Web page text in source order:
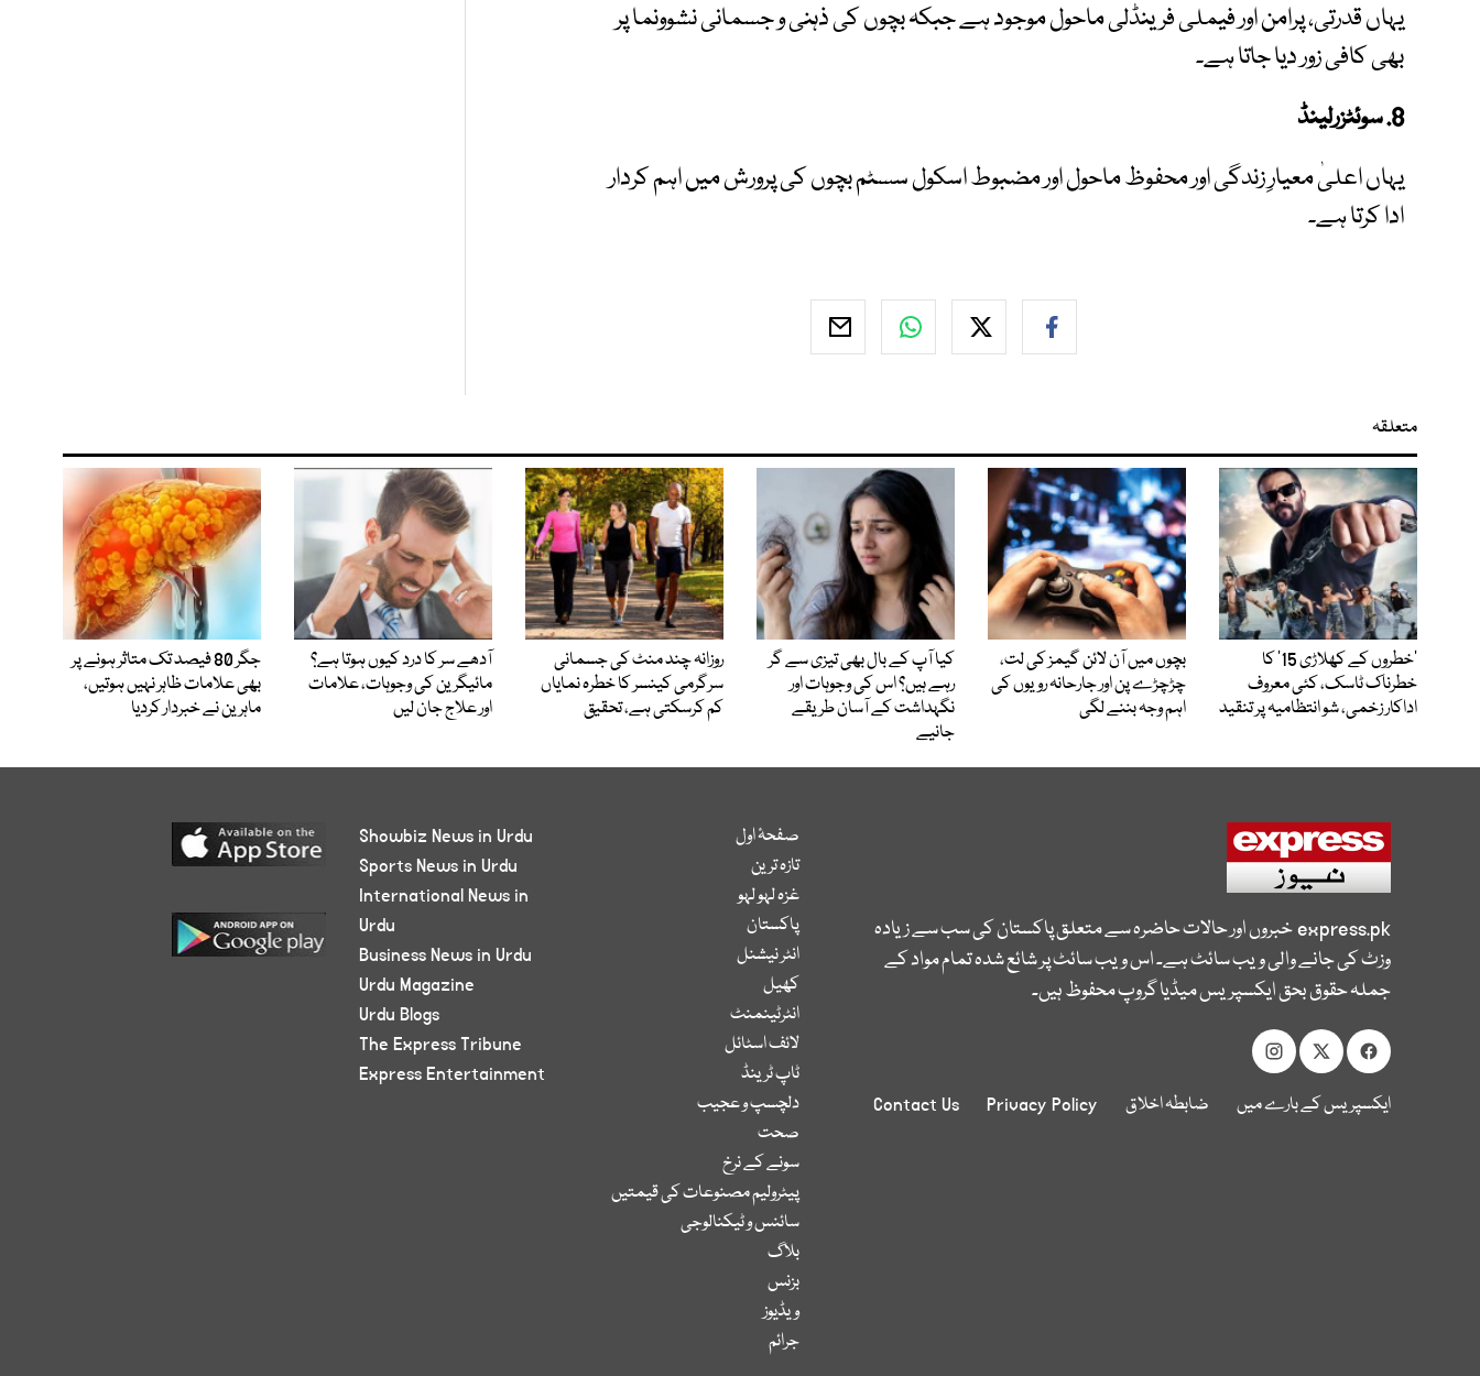
یہاں قدرتی، پرامن اور فیملی فرینڈلی ماحول موجود ہے جبکہ بچوں کی ذہنی و جسمانی نشوونما پر
بھی کافی زور دیا جاتا ہے۔
8. سوئٹزرلینڈ
یہاں اعلیٰ معیارِ زندگی اور محفوظ ماحول اور مضبوط اسکول سسٹم بچوں کی پرورش میں اہم کردار
ادا کرتا ہے۔
متعلقہ
’خطروں کے کھلاڑی 15‘ کا
خطرناک ٹاسک، کئی معروف
اداکار زخمی، شو انتظامیہ پر تنقید
بچوں میں آن لائن گیمز کی لت،
چڑچڑے پن اور جارحانہ رویوں کی
اہم وجہ بننے لگی
کیا آپ کے بال بھی تیزی سے گر
رہے ہیں؟ اس کی وجوہات اور
نگہداشت کے آسان طریقے
جانیے
روزانہ چند منٹ کی جسمانی
سرگرمی کینسر کا خطرہ نمایاں
کم کرسکتی ہے، تحقیق
آدھے سر کا درد کیوں ہوتا ہے؟
مائیگرین کی وجوہات، علامات
اور علاج جان لیں
جگر 80 فیصد تک متاثر ہونے پر
بھی علامات ظاہر نہیں ہوتیں،
ماہرین نے خبردار کردیا
express.pkخبروں اور حالات حاضرہ سے متعلق پاکستان کی سب سے زیادہ
وزٹ کی جانے والی ویب سائٹ ہے۔ اس ویب سائٹ پر شائع شدہ تمام مواد کے
جملہ حقوق بحق ایکسپریس میڈیا گروپ محفوظ ہیں۔
ایکسپریس کے بارے میں ضابطہ اخلاق Privacy Policy
Contact Us
صفحۂ اول
تازہ ترین
غزہ لہو لہو
پاکستان
انٹر نیشنل
کھیل
انٹرٹینمنٹ
لائف اسٹائل
ٹاپ ٹرینڈ
دلچسپ و عجیب
صحت
سونے کے نرخ
پیٹرولیم مصنوعات کی قیمتیں
سائنس و ٹیکنالوجی
بلاگ
بزنس
ویڈیوز
جرائم
Showbiz News in Urdu
Sports News in Urdu
International News in
Urdu
Business News in Urdu
Urdu Magazine
Urdu Blogs
The Express Tribune
Express Entertainment